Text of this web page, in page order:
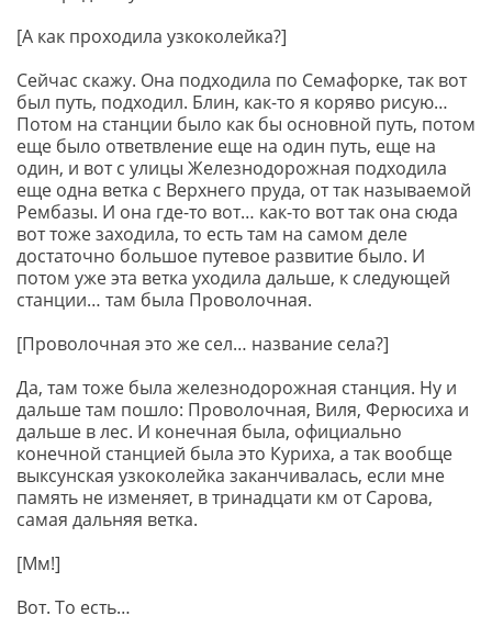
[А как проходила узкоколейка?]
Сейчас скажу. Она подходила по Семафорке, так вот
был путь, подходил. Блин, как-то я коряво рисую…
Потом на станции было как бы основной путь, потом
еще было ответвление еще на один путь, еще на
один, и вот с улицы Железнодорожная подходила
еще одна ветка с Верхнего пруда, от так называемой
Рембазы. И она где-то вот… как-то вот так она сюда
вот тоже заходила, то есть там на самом деле
достаточно большое путевое развитие было. И
потом уже эта ветка уходила дальше, к следующей
станции… там была Проволочная.
[Проволочная это же сел… название села?]
Да, там тоже была железнодорожная станция. Ну и
дальше там пошло: Проволочная, Виля, Ферюсиха и
дальше в лес. И конечная была, официально
конечной станцией была это Куриха, а так вообще
выксунская узкоколейка заканчивалась, если мне
память не изменяет, в тринадцати км от Сарова,
самая дальняя ветка.
[Мм!]
Вот. То есть…